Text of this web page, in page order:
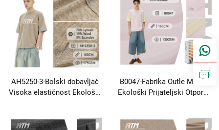
loungewear&T-shirt
AH5250-3-Bolski dobavljač
Visoka elastičnost Ekološki
78Lyocell 19Vlna 3Spandex
B0047-Fabrika Outle Mekan
Ekološki Prijateljski Otporan
30Acetate Plain tkanina Za